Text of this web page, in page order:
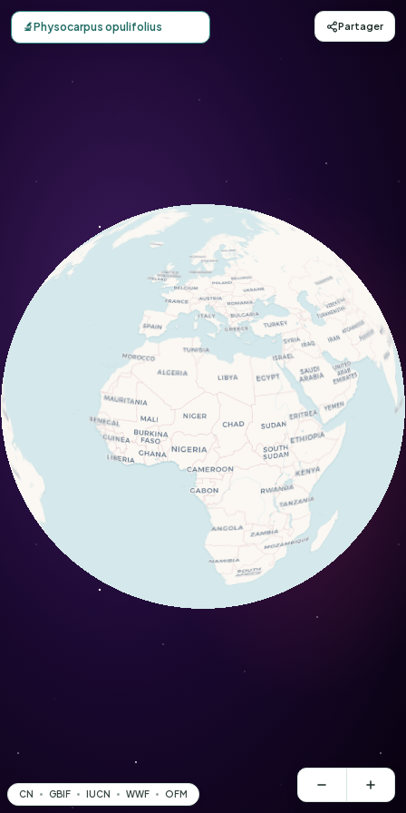
Carte d'observation du Physocarpus opulifolius
🔬Physocarpus opulifolius Partager
CN GBIF IUCN WWF OFM